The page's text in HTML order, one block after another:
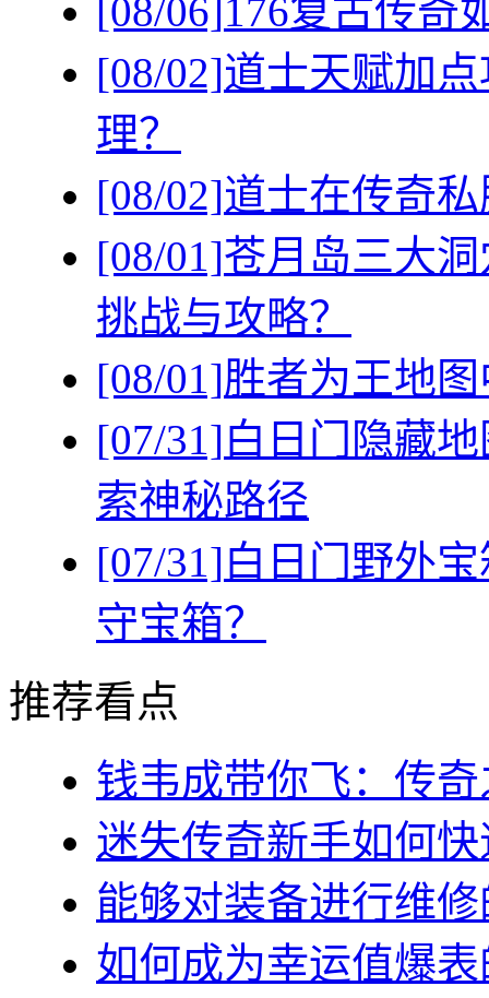
[08/06] 176复古传奇
[08/02]道士天赋加
理？
[08/02]道士在传奇
[08/01]苍月岛三大
挑战与攻略？
[08/01]胜者为王地
[07/31]白日门隐藏
索神秘路径
[07/31]白日门野外
守宝箱？
推荐看点
钱韦成带你飞：传
迷失传奇新手如何
能够对装备进行维
如何成为幸运值爆